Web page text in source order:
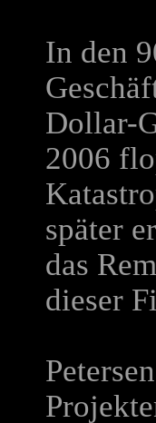
In den
Dollar-
2006
später
das
dieser